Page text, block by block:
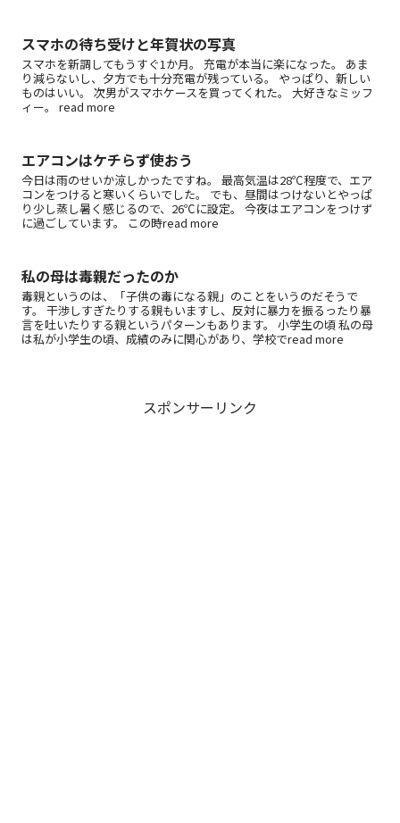
スマホの待ち受けと年賀状の写真
スマホを新調してもうすぐ1か月。 充電が本当に楽になった。 あま
り減らないし、夕方でも十分充電が残っている。 やっぱり、新しい
ものはいい。 次男がスマホケースを買ってくれた。 大好きなミッフ
ィー。 read more
エアコンはケチらず使おう
今日は雨のせいか涼しかったですね。 最高気温は28℃程度で、エア
コンをつけると寒いくらいでした。 でも、昼間はつけないとやっぱ
り少し蒸し暑く感じるので、26℃に設定。 今夜はエアコンをつけず
に過ごしています。 この時read more
私の母は毒親だったのか
毒親というのは、「子供の毒になる親」のことをいうのだそうで
す。 干渉しすぎたりする親もいますし、反対に暴力を振るったり暴
言を吐いたりする親というパターンもあります。 小学生の頃 私の母
は私が小学生の頃、成績のみに関心があり、学校でread more
スポンサーリンク